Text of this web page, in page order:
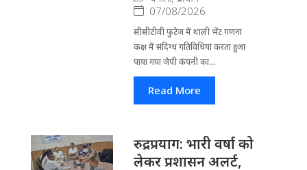
07/08/2026
सीसीटीवी फुटेज में थाली भेंट गणना
कक्ष में संदिग्ध गतिविधियां करता हुआ
पाया गया जेपी कंपनी का...
Read More
रुद्रप्रयाग: भारी वर्षा को
लेकर प्रशासन अलर्ट,